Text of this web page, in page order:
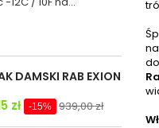
DAMSKI RAB EXION
zł -15% 939,00 zł